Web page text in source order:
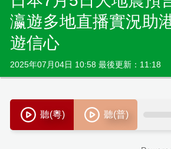
瀛遊多地直播實況助
遊信心
2025年07月04日 10:58 最後更新：11:18